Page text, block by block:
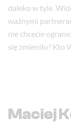
daleko w tyle.
ważnymi
nie chcecie
się zmieniło? Kto
Maciej